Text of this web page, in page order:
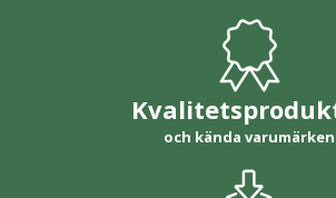
och kända varumärken